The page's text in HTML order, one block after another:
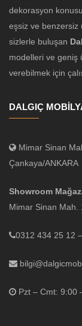
dekorasyon
eşsiz ve benzersiz
sizlerle buluşan
modelleri ve geniş
verebilmek için
DALGIÇ
Mimar Sinan
Çankaya/ANKARA
Showroom
Mimar Sinan Mah.
0312 434 25 12
Pzt – Cmt: 9:00